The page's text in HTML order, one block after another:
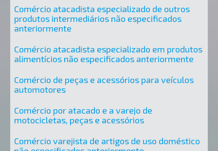
Comércio atacadista especializado de outros
produtos intermediários não especificados
anteriormente
Comércio atacadista especializado em produtos
alimentícios não especificados anteriormente
Comércio de peças e acessórios para veículos
automotores
Comércio por atacado e a varejo de
motocicletas, peças e acessórios
Comércio varejista de artigos de uso doméstico